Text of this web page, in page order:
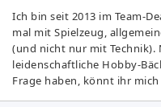
Ich bin seit 2013 im Team-
mal mit Spielzeug,
(und nicht nur mit Technik).
leidenschaftliche Hobby-
Frage haben, könnt ihr